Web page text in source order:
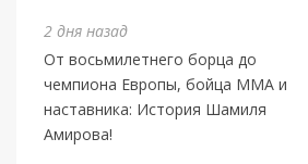
2 дня назад
От восьмилетнего борца до
чемпиона Европы, бойца ММА и
наставника: История Шамиля
Амирова!